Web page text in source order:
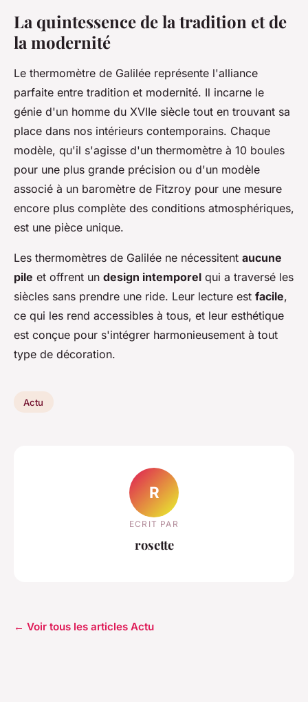
La quintessence de la tradition et de
la modernité
Le thermomètre de Galilée représente l'alliance
parfaite entre tradition et modernité. Il incarne le
génie d'un homme du XVIIe siècle tout en trouvant sa
place dans nos intérieurs contemporains. Chaque
modèle, qu'il s'agisse d'un thermomètre à 10 boules
pour une plus grande précision ou d'un modèle
associé à un baromètre de Fitzroy pour une mesure
encore plus complète des conditions atmosphériques,
est une pièce unique.
Les thermomètres de Galilée ne nécessitent aucune
pile et offrent un design intemporel qui a traversé les
siècles sans prendre une ride. Leur lecture est facile,
ce qui les rend accessibles à tous, et leur esthétique
est conçue pour s'intégrer harmonieusement à tout
type de décoration.
Actu
R
ECRIT PAR
rosette
← Voir tous les articles Actu